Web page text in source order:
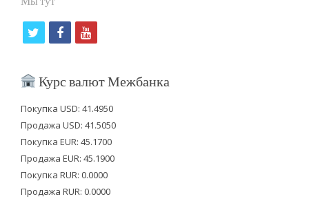
i
t
e
r
f
c
b
o
o
k
y
u
u
b
e
Курс валют Межбанка
Покупка USD: 41.4950
Продажа USD: 41.5050
Покупка EUR: 45.1700
Продажа EUR: 45.1900
Покупка RUR: 0.0000
Продажа RUR: 0.0000